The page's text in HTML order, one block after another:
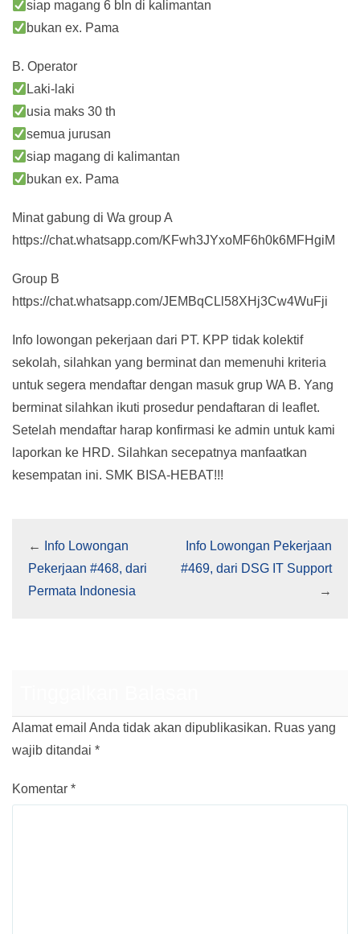
siap magang 6 bln di kalimantan
bukan ex. Pama
B. Operator
Laki-laki
usia maks 30 th
semua jurusan
siap magang di kalimantan
bukan ex. Pama
Minat gabung di Wa group A
https://chat.whatsapp.com/KFwh3JYxoMF6h0k6MFHgiM
Group B
https://chat.whatsapp.com/JEMBqCLl58XHj3Cw4WuFji
Info lowongan pekerjaan dari PT. KPP tidak kolektif
sekolah, silahkan yang berminat dan memenuhi kriteria
untuk segera mendaftar dengan masuk grup WA B. Yang
berminat silahkan ikuti prosedur pendaftaran di leaflet.
Setelah mendaftar harap konfirmasi ke admin untuk kami
laporkan ke HRD. Silahkan secepatnya manfaatkan
kesempatan ini. SMK BISA-HEBAT!!!
←
Info Lowongan
Pekerjaan #468, dari
Permata Indonesia
Info Lowongan Pekerjaan
#469, dari DSG IT Support
→
Alamat email Anda tidak akan dipublikasikan. Ruas yang
wajib ditandai *
Komentar *